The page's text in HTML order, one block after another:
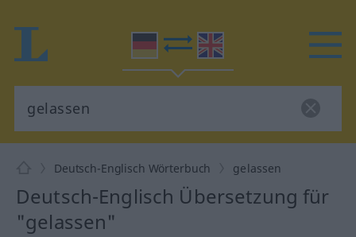
Deutsch-Englisch Wörterbuch gelassen
Deutsch-Englisch Übersetzung für
"gelassen"